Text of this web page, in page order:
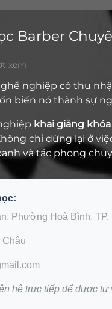
Barber
xem
nghiệp có thu
biến nó thành sự
khai giảng
chỉ dừng lại ở
và tác phong
Phường Hoà Bình, TP.
Châu
hệ trực tiếp để được